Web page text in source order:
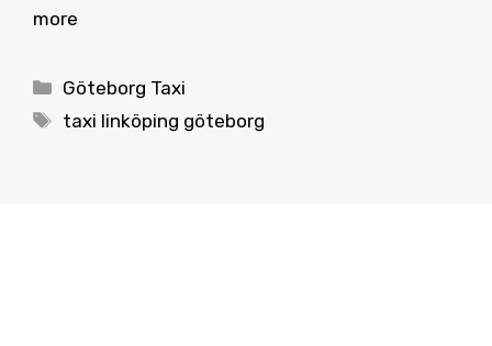
more
Categories
Göteborg Taxi
Tags
taxi linköping göteborg